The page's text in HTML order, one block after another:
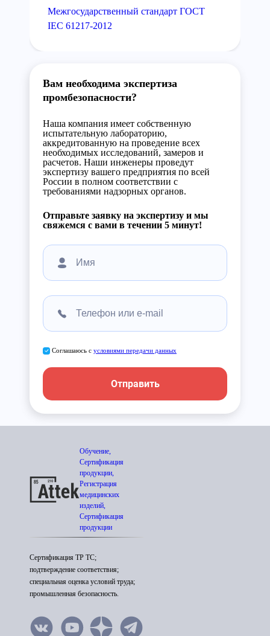
Межгосударственный стандарт ГОСТ
IEC 61217-2012
Вам необходима экспертиза
промбезопасности?
Наша компания имеет собственную
испытательную лабораторию,
аккредитованную на проведение всех
необходимых исследований, замеров и
расчетов. Наши инженеры проведут
экспертизу вашего предприятия по всей
России в полном соответствии с
требованиями надзорных органов.
Отправьте заявку на экспертизу и мы
свяжемся с вами в течении 5 минут!
Соглашаюсь с условиями передачи данных
Отправить
Обучение,
Сертификация
продукции,
Регистрация
медицинских
изделий,
Сертификация
продукции
Сертификация ТР ТС;
подтверждение соответствия;
специальная оценка условий труда;
промышленная безопасность.